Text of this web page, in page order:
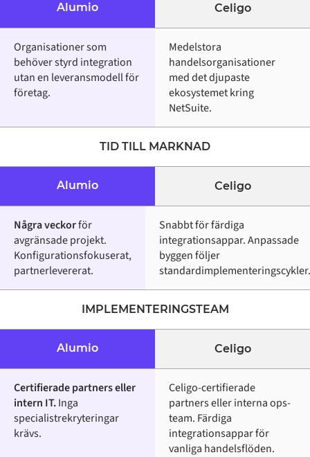
Alumio Celigo
Organisationer som
behöver styrd integration
utan en leveransmodell för
företag.
Medelstora
handelsorganisationer
med det djupaste
ekosystemet kring
NetSuite.
TID TILL MARKNAD
Alumio Celigo
Några veckorför
avgränsade projekt.
Konfigurationsfokuserat,
partnerlevererat.
Snabbt för färdiga
integrationsappar. Anpassade
byggen följer
standardimplementeringscykler.
IMPLEMENTERINGSTEAM
Alumio Celigo
Certifierade partners eller
intern IT.Inga
specialistrekryteringar
krävs.
Celigo-certifierade
partners eller interna ops-
team. Färdiga
integrationsappar för
vanliga handelsflöden.